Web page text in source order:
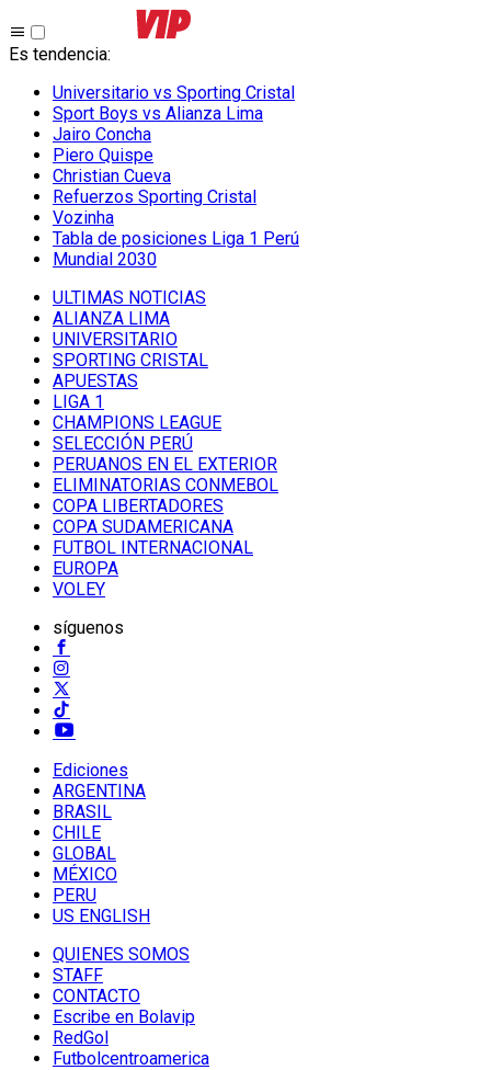
Es tendencia:
Universitario vs Sporting Cristal
Sport Boys vs Alianza Lima
Jairo Concha
Piero Quispe
Christian Cueva
Refuerzos Sporting Cristal
Vozinha
Tabla de posiciones Liga 1 Perú
Mundial 2030
ULTIMAS NOTICIAS
ALIANZA LIMA
UNIVERSITARIO
SPORTING CRISTAL
APUESTAS
LIGA 1
CHAMPIONS LEAGUE
SELECCIÓN PERÚ
PERUANOS EN EL EXTERIOR
ELIMINATORIAS CONMEBOL
COPA LIBERTADORES
COPA SUDAMERICANA
FUTBOL INTERNACIONAL
EUROPA
VOLEY
síguenos
Ediciones
ARGENTINA
BRASIL
CHILE
GLOBAL
MÉXICO
PERU
US ENGLISH
QUIENES SOMOS
STAFF
CONTACTO
Escribe en Bolavip
RedGol
Futbolcentroamerica